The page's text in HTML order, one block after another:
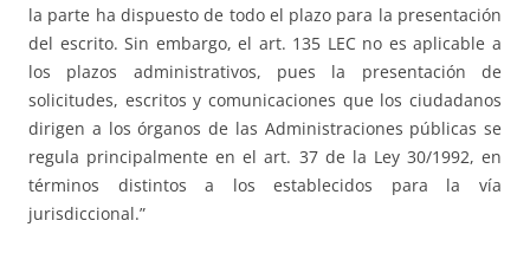
la parte ha dispuesto de todo el plazo para la presentación
del escrito. Sin embargo, el art. 135 LEC no es aplicable a
los plazos administrativos, pues la presentación de
solicitudes, escritos y comunicaciones que los ciudadanos
dirigen a los órganos de las Administraciones públicas se
regula principalmente en el art. 37 de la Ley 30/1992, en
términos distintos a los establecidos para la vía
jurisdiccional.”